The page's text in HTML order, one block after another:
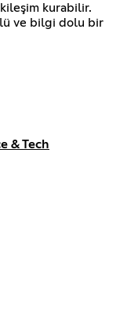
kurabilir.
ve bilgi dolu bir
& Tech